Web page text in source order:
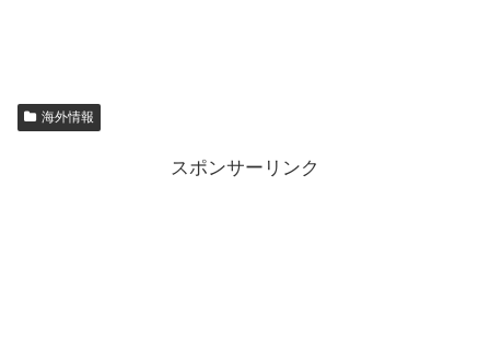
海外情報
スポンサーリンク